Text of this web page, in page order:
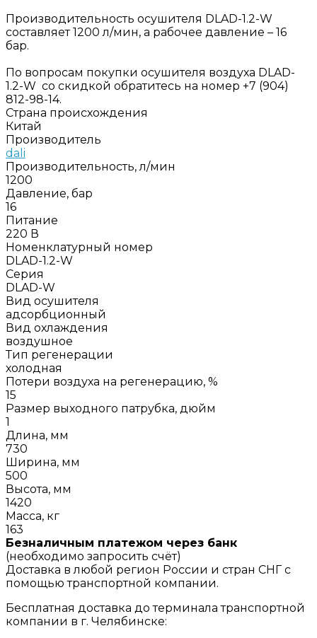
Производительность осушителя DLAD-1.2-W
составляет 1200 л/мин, а рабочее давление – 16
бар.
По вопросам покупки осушителя воздуха DLAD-
1.2-W со скидкой обратитесь на номер +7 (904)
812-98-14.
Страна происхождения
Китай
Производитель
dali
Производительность, л/мин
1200
Давление, бар
16
Питание
220 В
Номенклатурный номер
DLAD-1.2-W
Серия
DLAD-W
Вид осушителя
адсорбционный
Вид охлаждения
воздушное
Тип регенерации
холодная
Потери воздуха на регенерацию, %
15
Размер выходного патрубка, дюйм
1
Длина, мм
730
Ширина, мм
500
Высота, мм
1420
Масса, кг
163
Безналичным платежом через банк
(необходимо запросить счёт)
Доставка в любой регион России и стран СНГ с
помощью транспортной компании.
Бесплатная доставка до терминала транспортной
компании в г. Челябинске: